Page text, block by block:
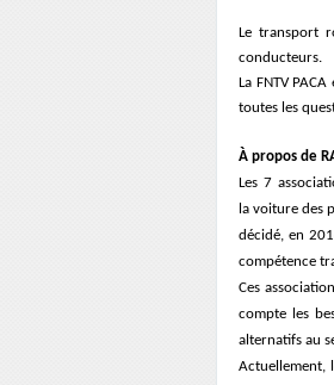
Le transport
conducteurs.
La FNTV
toutes les
À propos de
Les 7
la voiture des
décidé, en
compétence
Ces
compte les
alternatifs au
Actuellement,